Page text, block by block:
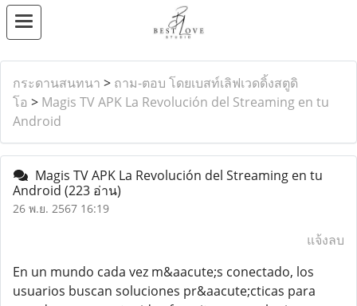
กระดานสนทนา > ถาม-ตอบ โดยเบสท์เลิฟเวดดิ้งสตูดิ
โอ > Magis TV APK La Revolución del Streaming en tu
Android
Magis TV APK La Revolución del Streaming en tu
Android (223 อ่าน)
26 พ.ย. 2567 16:19
แจ้งลบ
En un mundo cada vez m&aacute;s conectado, los
usuarios buscan soluciones pr&aacute;cticas para